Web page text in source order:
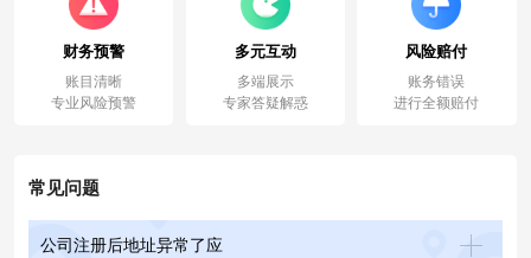
财务预警
账目清晰
专业风险预警
多元互动
多端展示
专家答疑解惑
风险赔付
账务错误
进行全额赔付
常见问题
公司注册后地址异常了应